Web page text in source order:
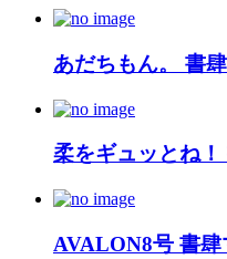
あだちもん。 書
柔をギュッとね！
AVALON8号 書肆